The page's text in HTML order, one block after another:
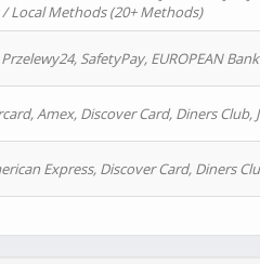
/ Local Methods (20+ Methods)
SafetyPay, EUROPEAN
Amex, Discover Card, Diners Club,
Express, Discover Card, Diners